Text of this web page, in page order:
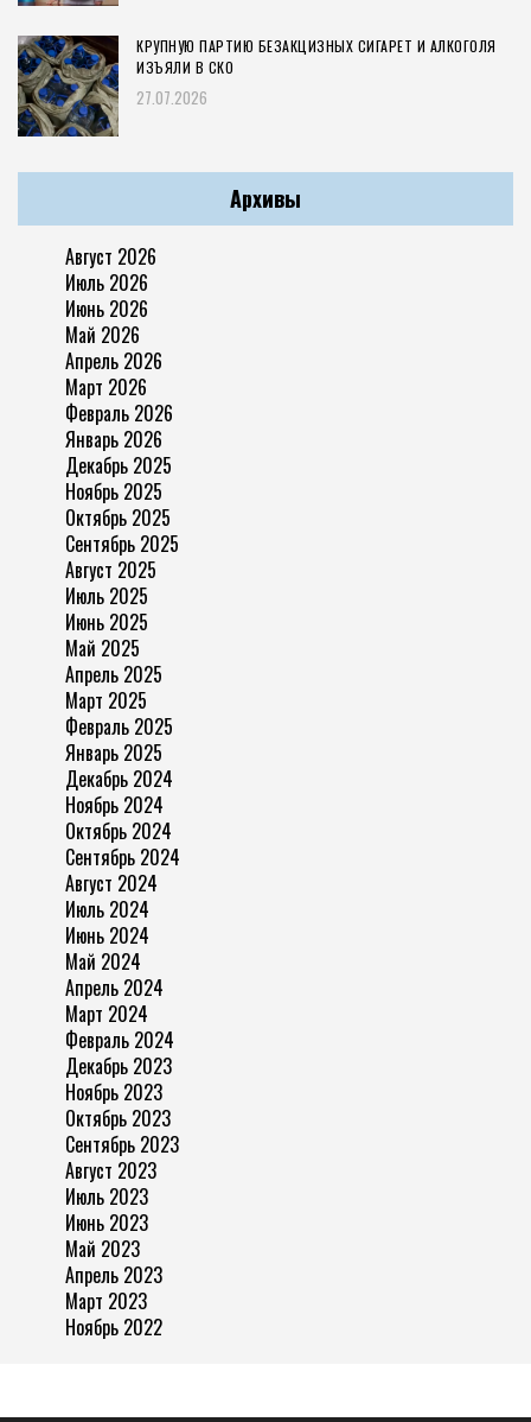
КРУПНУЮ ПАРТИЮ БЕЗАКЦИЗНЫХ СИГАРЕТ И АЛКОГОЛЯ
ИЗЪЯЛИ В СКО
27.07.2026
Архивы
Август 2026
Июль 2026
Июнь 2026
Май 2026
Апрель 2026
Март 2026
Февраль 2026
Январь 2026
Декабрь 2025
Ноябрь 2025
Октябрь 2025
Сентябрь 2025
Август 2025
Июль 2025
Июнь 2025
Май 2025
Апрель 2025
Март 2025
Февраль 2025
Январь 2025
Декабрь 2024
Ноябрь 2024
Октябрь 2024
Сентябрь 2024
Август 2024
Июль 2024
Июнь 2024
Май 2024
Апрель 2024
Март 2024
Февраль 2024
Декабрь 2023
Ноябрь 2023
Октябрь 2023
Сентябрь 2023
Август 2023
Июль 2023
Июнь 2023
Май 2023
Апрель 2023
Март 2023
Ноябрь 2022